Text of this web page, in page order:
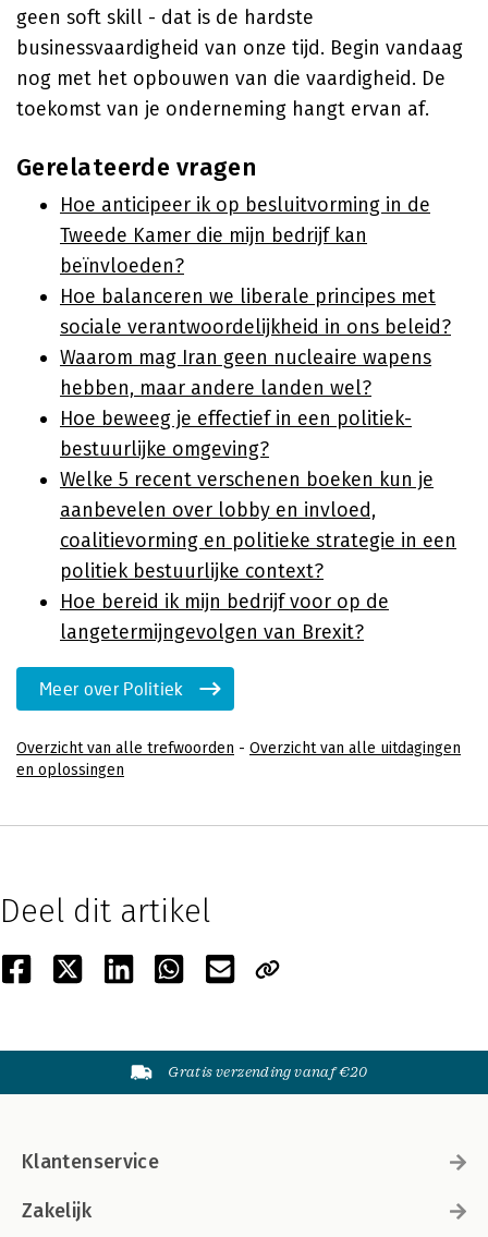
geen soft skill - dat is de hardste
businessvaardigheid van onze tijd. Begin vandaag
nog met het opbouwen van die vaardigheid. De
toekomst van je onderneming hangt ervan af.
Gerelateerde vragen
Hoe anticipeer ik op besluitvorming in de
Tweede Kamer die mijn bedrijf kan
beïnvloeden?
Hoe balanceren we liberale principes met
sociale verantwoordelijkheid in ons beleid?
Waarom mag Iran geen nucleaire wapens
hebben, maar andere landen wel?
Hoe beweeg je effectief in een politiek-
bestuurlijke omgeving?
Welke 5 recent verschenen boeken kun je
aanbevelen over lobby en invloed,
coalitievorming en politieke strategie in een
politiek bestuurlijke context?
Hoe bereid ik mijn bedrijf voor op de
langetermijngevolgen van Brexit?
Meer over Politiek
Overzicht van alle trefwoorden - Overzicht van alle uitdagingen
en oplossingen
Deel dit artikel
Gratis verzending vanaf €20
Klantenservice
Zakelijk